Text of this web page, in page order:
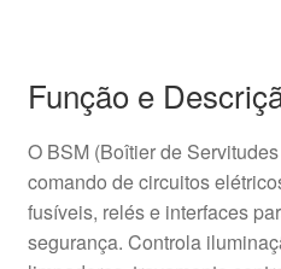
Função e
O BSM (Boîtier de
comando de circuitos
fusíveis, relés e interfaces
segurança. Controla